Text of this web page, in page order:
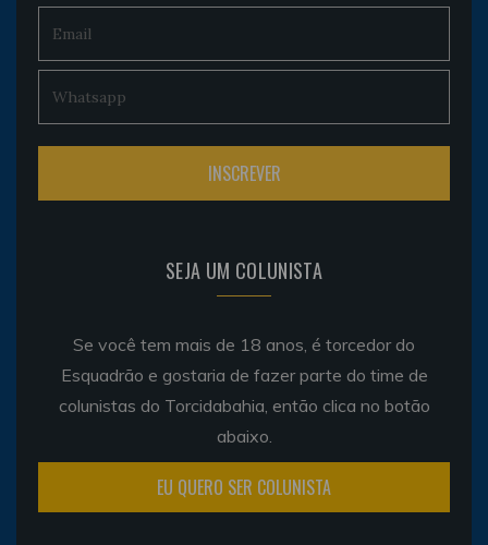
SEJA UM COLUNISTA
Se você tem mais de 18 anos, é torcedor do
Esquadrão e gostaria de fazer parte do time de
colunistas do Torcidabahia, então clica no botão
abaixo.
EU QUERO SER COLUNISTA